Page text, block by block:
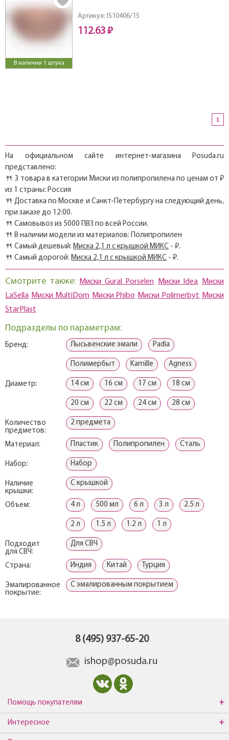
В наличии 1 штука
Артикул: IS10406/15
112.63 ₽
1
На официальном сайте интернет-магазина Posuda.ru
представлено:
🍴 3 товара в категории Миски из полипропилена по ценам от ₽
из 1 страны: Россия
🍴 Доставка по Москве и Санкт-Петербургу на следующий день,
при заказе до 12:00.
🍴 Самовывоз из 5000 ПВЗ по всей России.
🍴 В наличии модели из материалов: Полипропилен
🍴 Самый дешевый: Миска 2,1 л с крышкой МИКС - ₽.
🍴 Самый дорогой: Миска 2,1 л с крышкой МИКС - ₽.
Смотрите также: Миски Gural Porselen Миски Idea Миски
LaSella Миски MultiDom Миски Phibo Миски Polimerbyt Миски
StarPlast
Подразделы по параметрам:
Бренд: Лысьвенские эмали Padia
Полимербыт Kamille Agness
Диаметр: 14 см 16 см 17 см 18 см
20 см 22 см 24 см 28 см
Количество
предметов:
2 предмета
Материал: Пластик Полипропилен Сталь
Набор: Набор
Наличие
крышки:
С крышкой
Объем: 4 л 500 мл 6 л 3 л 2.5 л
2 л 1.5 л 1.2 л 1 л
Подходит
для СВЧ:
Для СВЧ
Страна: Индия Китай Турция
Эмалированное
покрытие:
С эмалированным покрытием
8 (495) 937-65-20
ishop@posuda.ru
Помощь покупателям
Интересное